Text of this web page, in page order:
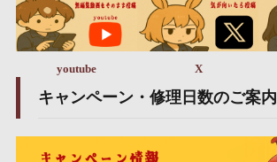
youtube X
キャンペーン・修理日数のご案内